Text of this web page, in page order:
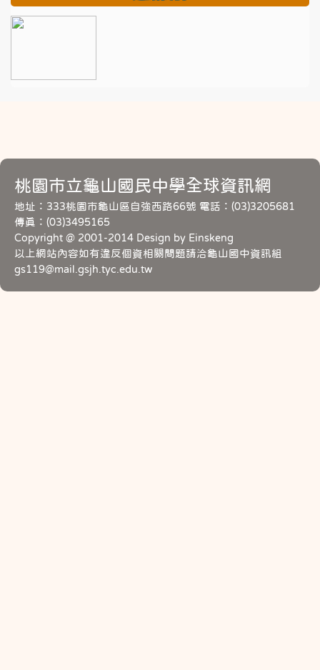
桃園市立龜山國民中學全球資訊網
地址：333桃園市龜山區自強西路66號 電話：(03)3205681
傳真：(03)3495165
Copyright @ 2001-2014 Design by Einskeng
以上網站內容如有違反個資相關問題請洽龜山國中資訊組
gs119@mail.gsjh.tyc.edu.tw